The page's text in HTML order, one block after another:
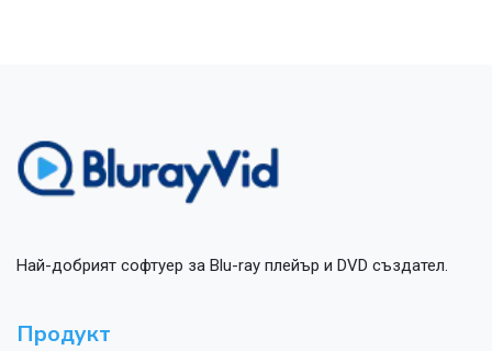
Най-добрият софтуер за Blu-ray плейър и DVD създател.
Продукт